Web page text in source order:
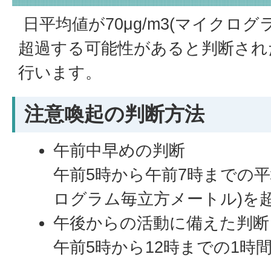
日平均値が70μg/m3(マイクログ
超過する可能性があると判断さ
行います。
注意喚起の判断方法
午前中早めの判断
午前5時から午前7時までの
ログラム毎立方メートル)を
午後からの活動に備えた判断
午前5時から12時までの1時